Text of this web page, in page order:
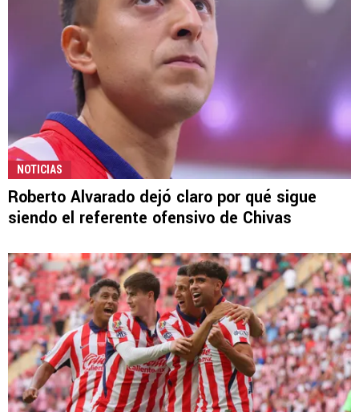
NOTICIAS
Roberto Alvarado dejó claro por qué sigue
siendo el referente ofensivo de Chivas